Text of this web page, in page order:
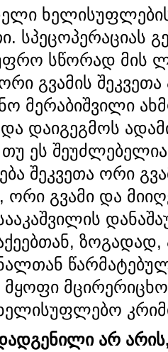
სპეცოპერაციას
სწორად მის
გვამის
მერაბიშვილი
დაიგეგმოს
ეს
შეკვეთა ორი
ორი გვამი და
ზოგადად,
არ არის